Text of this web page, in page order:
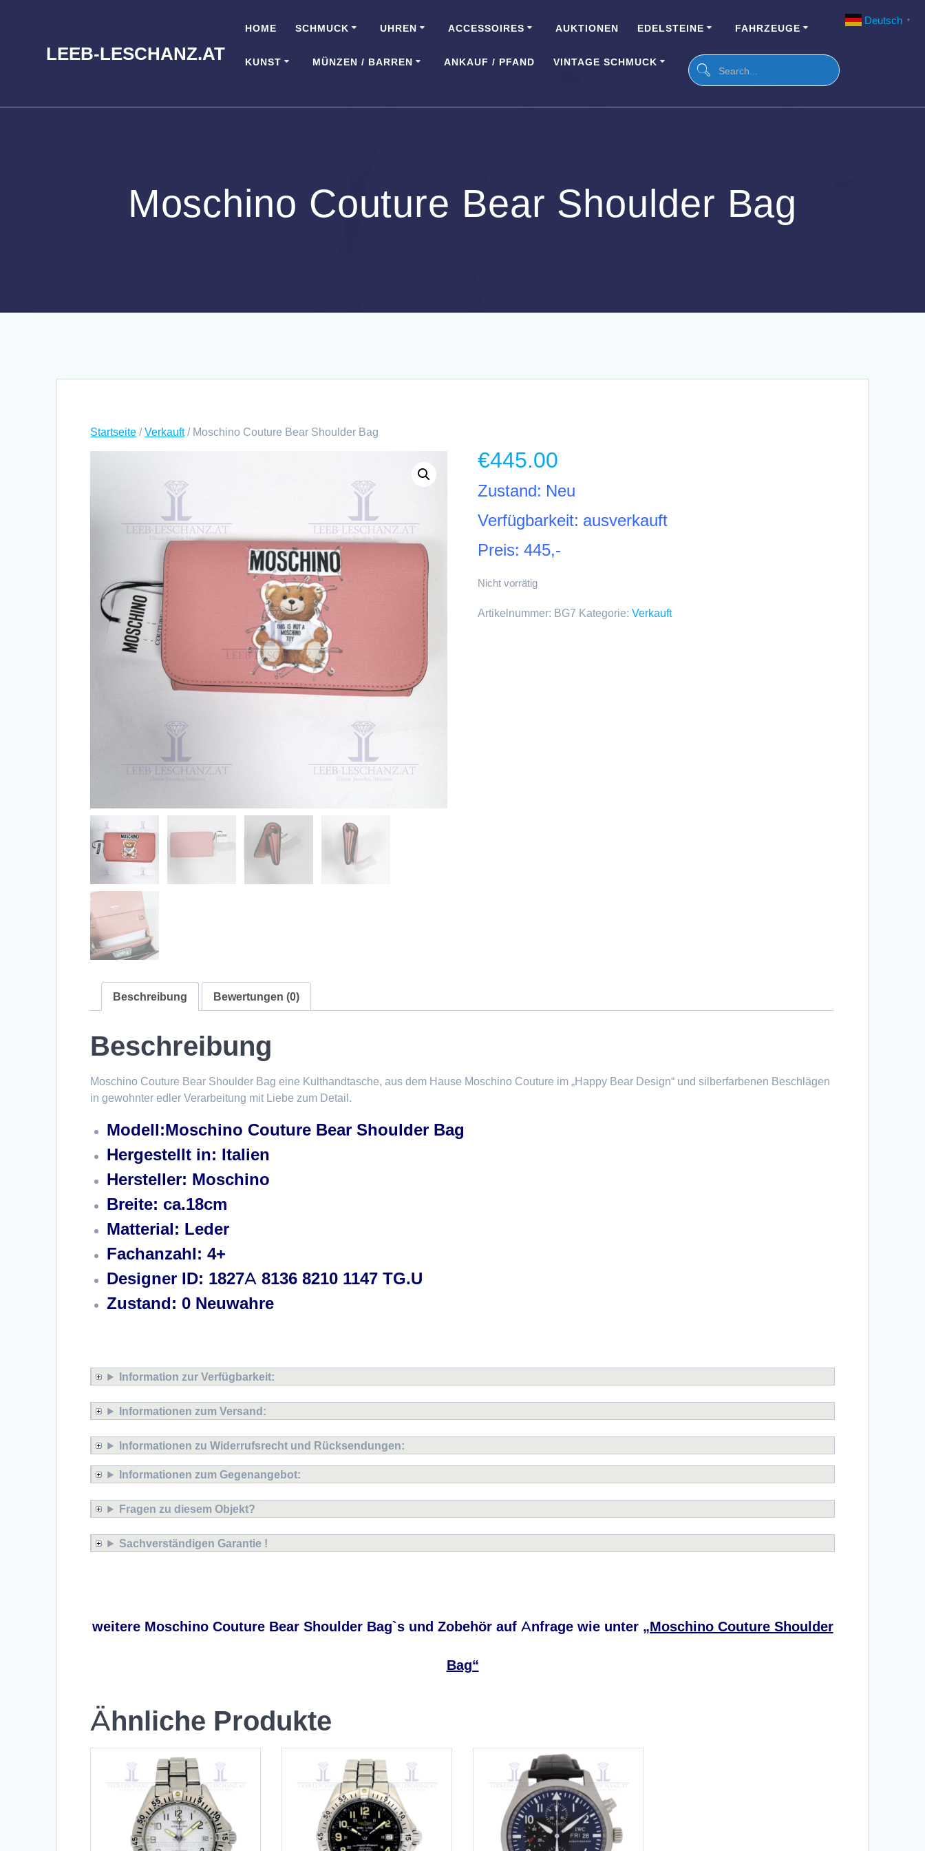
LEEB-LESCHANZ.AT
HOME SCHMUCK UHREN ACCESSOIRES AUKTIONEN EDELSTEINE FAHRZEUGE
KUNST MÜNZEN / BARREN ANKAUF / PFAND VINTAGE SCHMUCK
Moschino Couture Bear Shoulder Bag
Startseite/Verkauft/ Moschino Couture Bear Shoulder Bag
€445.00
Zustand: Neu
Verfügbarkeit: ausverkauft
Preis: 445,-
Nicht vorrätig
Artikelnummer: BG7 Kategorie: Verkauft
Beschreibung Bewertungen (0)
Beschreibung
Moschino Couture Bear Shoulder Bag eine Kulthandtasche, aus dem Hause Moschino Couture im „Happy Bear Design“ und silberfarbenen Beschlägen
in gewohnter edler Verarbeitung mit Liebe zum Detail.
Modell:Moschino Couture Bear Shoulder Bag
Hergestellt in: Italien
Hersteller: Moschino
Breite: ca.18cm
Matterial: Leder
Fachanzahl: 4+
Designer ID: 1827A 8136 8210 1147 TG.U
Zustand: 0 Neuwahre
Information zur Verfügbarkeit:
Informationen zum Versand:
Informationen zu Widerrufsrecht und Rücksendungen:
Informationen zum Gegenangebot:
Fragen zu diesem Objekt?
Sachverständigen Garantie !
weitere Moschino Couture Bear Shoulder Bag`s und Zobehör auf Anfrage wie unter „Moschino Couture Shoulder
Bag“
Ähnliche Produkte
Deutsch ▼